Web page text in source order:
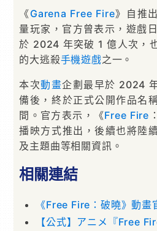
《Garena Free Fire》自推
量玩家，官方曾表示，遊戲
於 2024 年突破 1 億人次，
的大逃殺手機遊戲之一。
本次動畫企劃最早於 2024
備後，終於正式公開作品名
間。官方表示，《Free Fire
播映方式推出，後續也將陸
及主題曲等相關資訊。
相關連結
《Free Fire：破曉》動畫
【公式】アニメ『Free